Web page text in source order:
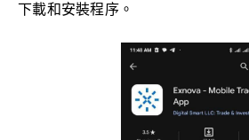
下載和安裝程序。